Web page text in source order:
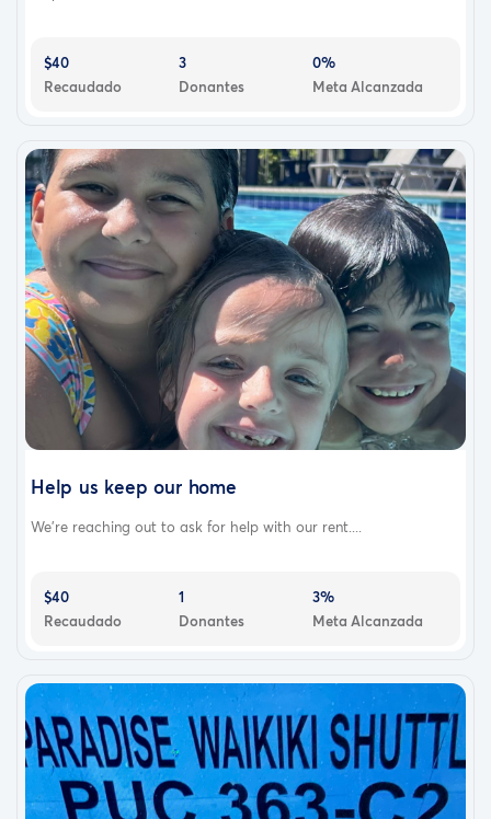
$40
Recaudado
3
Donantes
0%
Meta Alcanzada
Help us keep our home
We’re reaching out to ask for help with our rent....
$40
Recaudado
1
Donantes
3%
Meta Alcanzada